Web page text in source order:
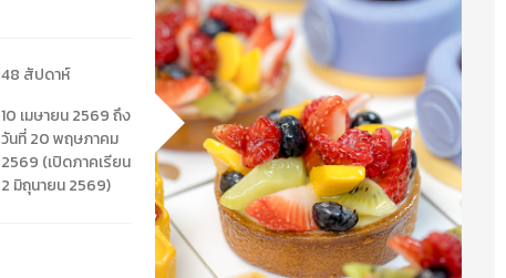
48 สัปดาห์
10 เมษายน 2569 ถึง
วันที่ 20 พฤษภาคม
2569 (เปิดภาคเรียน
2 มิถุนายน 2569)